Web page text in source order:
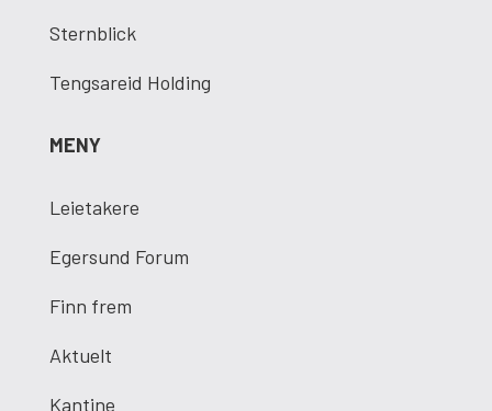
Sternblick
Tengsareid Holding
MENY
Leietakere
Egersund Forum
Finn frem
Aktuelt
Kantine